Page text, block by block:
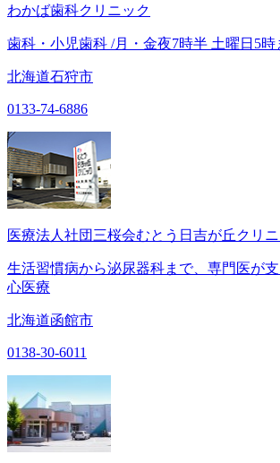
わかば歯科クリニック
歯科・小児歯科 /月・金夜7時半 土曜日5時
北海道石狩市
0133-74-6886
医療法人社団三桜会むとう日吉が丘クリ
生活習慣病から泌尿器科まで、専門医が
心医療
北海道函館市
0138-30-6011